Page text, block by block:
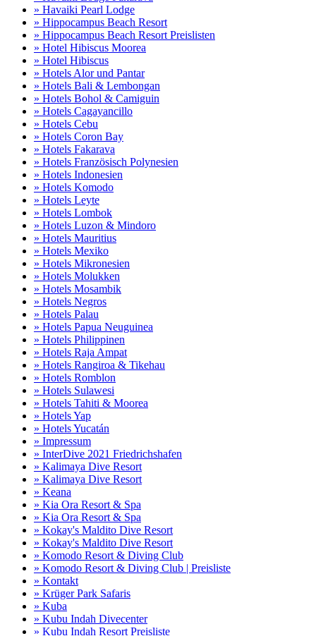
» Havaiki Pearl Lodge
» Hippocampus Beach Resort
» Hippocampus Beach Resort Preislisten
» Hotel Hibiscus Moorea
» Hotel Hibiscus
» Hotels Alor und Pantar
» Hotels Bali & Lembongan
» Hotels Bohol & Camiguin
» Hotels Cagayancillo
» Hotels Cebu
» Hotels Coron Bay
» Hotels Fakarava
» Hotels Französisch Polynesien
» Hotels Indonesien
» Hotels Komodo
» Hotels Leyte
» Hotels Lombok
» Hotels Luzon & Mindoro
» Hotels Mauritius
» Hotels Mexiko
» Hotels Mikronesien
» Hotels Molukken
» Hotels Mosambik
» Hotels Negros
» Hotels Palau
» Hotels Papua Neuguinea
» Hotels Philippinen
» Hotels Raja Ampat
» Hotels Rangiroa & Tikehau
» Hotels Romblon
» Hotels Sulawesi
» Hotels Tahiti & Moorea
» Hotels Yap
» Hotels Yucatán
» Impressum
» InterDive 2021 Friedrichshafen
» Kalimaya Dive Resort
» Kalimaya Dive Resort
» Keana
» Kia Ora Resort & Spa
» Kia Ora Resort & Spa
» Kokay's Maldito Dive Resort
» Kokay's Maldito Dive Resort
» Komodo Resort & Diving Club
» Komodo Resort & Diving Club | Preisliste
» Kontakt
» Krüger Park Safaris
» Kuba
» Kubu Indah Divecenter
» Kubu Indah Resort Preisliste